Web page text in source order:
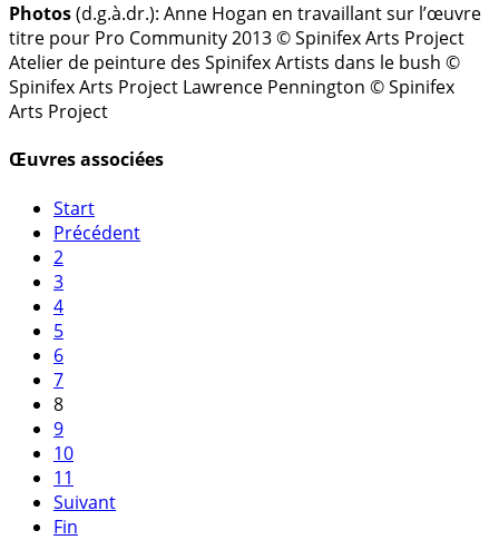
Photos(d.g.à.dr.): Anne Hogan en travaillant sur l’œuvre
titre pour Pro Community 2013 © Spinifex Arts Project
Atelier de peinture des Spinifex Artists dans le bush ©
Spinifex Arts Project Lawrence Pennington © Spinifex
Arts Project
Œuvres associées
Start
Précédent
2
3
4
5
6
7
8
9
10
11
Suivant
Fin